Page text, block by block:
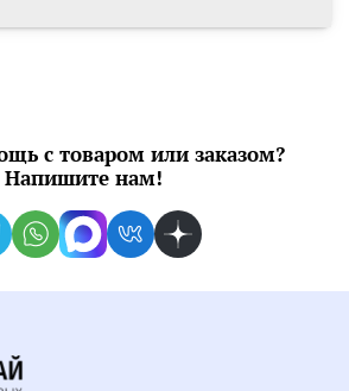
с товаром или заказом?
Напишите нам!